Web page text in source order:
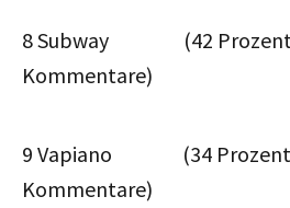
8 Subway (42 Prozent
Kommentare)
9 Vapiano (34 Prozent
Kommentare)